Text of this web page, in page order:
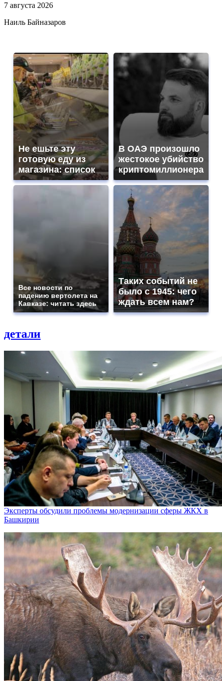
7 августа 2026
Наиль Байназаров
Не ешьте эту
готовую еду из
магазина: список
В ОАЭ произошло
жестокое убийство
криптомиллионера
Все новости по
падению вертолета на
Кавказе: читать здесь
Таких событий не
было с 1945: чего
ждать всем нам?
детали
Эксперты обсудили проблемы модернизации сферы ЖКХ в
Башкирии